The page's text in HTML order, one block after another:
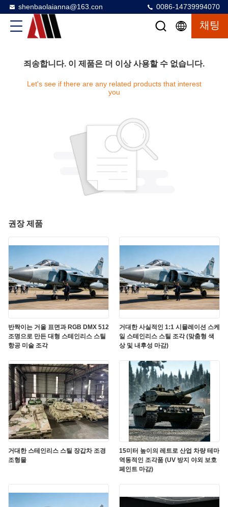
shenbaolaianna@163.con 0086-14739994070
채팅
죄송합니다. 이 제품은 더 이상 사용할 수 없습니다.
Let's see if there are any related products that interest
you
권장 제품
반짝이는 거울 표면과 RGB DMX 512
조명으로 만든 대형 스테인리스 스틸
항공 미술 조각
거대한 사실적인 1:1 시뮬레이션 스케
일 스테인리스 스틸 조각 (맞춤형 색
상 및 내후성 마감)
거대한 스테인리스 스틸 장갑차 조경
조형물
15미터 높이의 레트로 산업 차량 테마
역동적인 조각품 (UV 방지 야외 보호
페인트 마감)